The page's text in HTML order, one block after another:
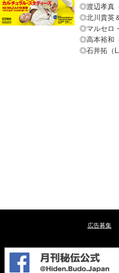
◎渡辺孝真
◎北川貴英
◎マルセロ
◎高本裕和
◎石井拓（
広告募集